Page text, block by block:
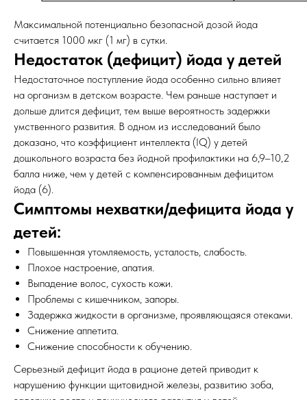
Максимальной потенциально безопасной дозой йода
считается 1000 мкг (1 мг) в сутки.
Недостаток (дефицит) йода у детей
Недостаточное поступление йода особенно сильно влияет
на организм в детском возрасте. Чем раньше наступает и
дольше длится дефицит, тем выше вероятность задержки
умственного развития. В одном из исследований было
доказано, что коэффициент интеллекта (IQ) у детей
дошкольного возраста без йодной профилактики на 6,9–10,2
балла ниже, чем у детей с компенсированным дефицитом
йода (6).
Симптомы нехватки/дефицита йода у
детей:
Повышенная утомляемость, усталость, слабость.
Плохое настроение, апатия.
Выпадение волос, сухость кожи.
Проблемы с кишечником, запоры.
Задержка жидкости в организме, проявляющаяся отеками.
Снижение аппетита.
Снижение способности к обучению.
Серьезный дефицит йода в рационе детей приводит к
нарушению функции щитовидной железы, развитию зоба,